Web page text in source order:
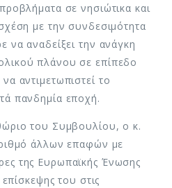
σε νησιώτικα και
με την συνδεσιμότητα
να αναδείξει την ανάγκη
πλάνου σε επίπεδο
αντιμετωπιστεί το
πανδημία εποχή.
του Συμβουλίου, ο κ.
άλλων επαφών με
της Ευρωπαϊκής Ένωσης
του στις